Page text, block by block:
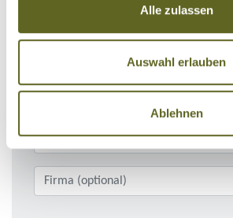
Alle zulassen
Auswahl erlauben
Ablehnen